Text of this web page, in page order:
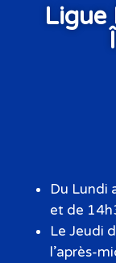
Ligue
Du Lundi
et de
Le Jeudi
l’après-